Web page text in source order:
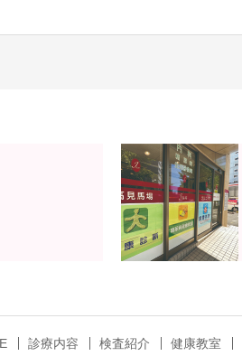
診療内容 検査紹介 健康教室